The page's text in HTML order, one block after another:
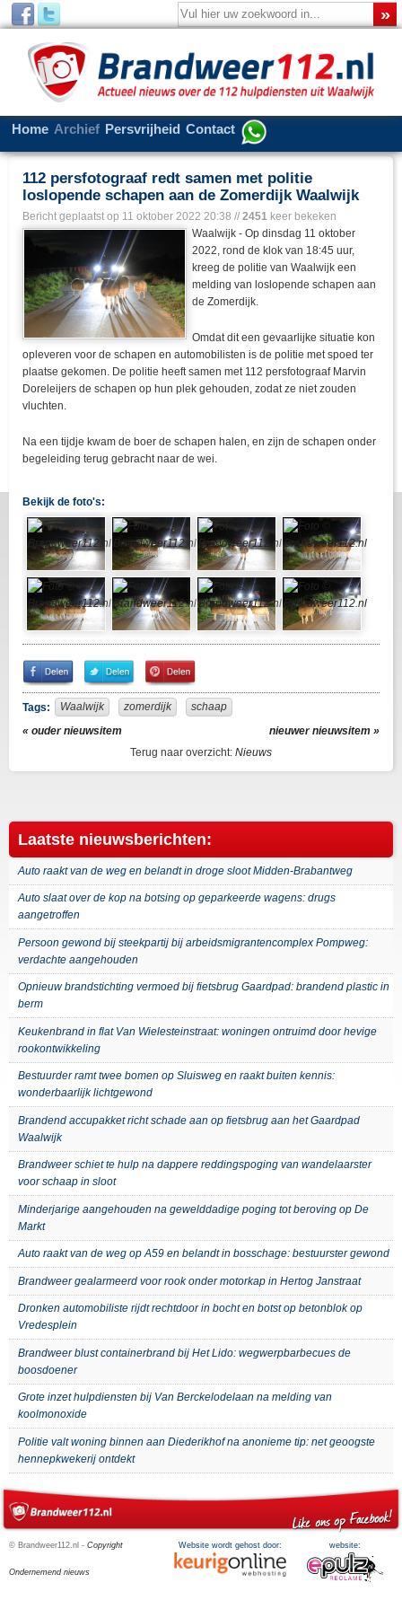
Home Archief Persvrijheid Contact
112 persfotograaf redt samen met politie
loslopende schapen aan de Zomerdijk Waalwijk
Bericht geplaatst op 11 oktober 2022 20:38 // 2451 keer bekeken
Waalwijk - Op dinsdag 11 oktober
2022, rond de klok van 18:45 uur,
kreeg de politie van Waalwijk een
melding van loslopende schapen aan
de Zomerdijk.
Omdat dit een gevaarlijke situatie kon
opleveren voor de schapen en automobilisten is de politie met spoed ter
plaatse gekomen. De politie heeft samen met 112 persfotograaf Marvin
Doreleijers de schapen op hun plek gehouden, zodat ze niet zouden
vluchten.
Na een tijdje kwam de boer de schapen halen, en zijn de schapen onder
begeleiding terug gebracht naar de wei.
Bekijk de foto's:
Share
on
Facebook
Share
on
Twitter
Pin
It!
Tags: Waalwijk zomerdijk
schaap
« ouder nieuwsitem
nieuwer nieuwsitem »
Terug naar overzicht: Nieuws
Laatste nieuwsberichten:
Auto raakt van de weg en belandt in droge sloot Midden-Brabantweg
Auto slaat over de kop na botsing op geparkeerde wagens: drugs
aangetroffen
Persoon gewond bij steekpartij bij arbeidsmigrantencomplex Pompweg:
verdachte aangehouden
Opnieuw brandstichting vermoed bij fietsbrug Gaardpad: brandend plastic in
berm
Keukenbrand in flat Van Wielesteinstraat: woningen ontruimd door hevige
rookontwikkeling
Bestuurder ramt twee bomen op Sluisweg en raakt buiten kennis:
wonderbaarlijk lichtgewond
Brandend accupakket richt schade aan op fietsbrug aan het Gaardpad
Waalwijk
Brandweer schiet te hulp na dappere reddingspoging van wandelaarster
voor schaap in sloot
Minderjarige aangehouden na gewelddadige poging tot beroving op De
Markt
Auto raakt van de weg op A59 en belandt in bosschage: bestuurster gewond
Brandweer gealarmeerd voor rook onder motorkap in Hertog Janstraat
Dronken automobiliste rijdt rechtdoor in bocht en botst op betonblok op
Vredesplein
Brandweer blust containerbrand bij Het Lido: wegwerpbarbecues de
boosdoener
Grote inzet hulpdiensten bij Van Berckelodelaan na melding van
koolmonoxide
Politie valt woning binnen aan Diederikhof na anonieme tip: net geoogste
hennepkwekerij ontdekt
© Brandweer112.nl - Copyright
Ondernemend nieuws
Website wordt gehost door: website: